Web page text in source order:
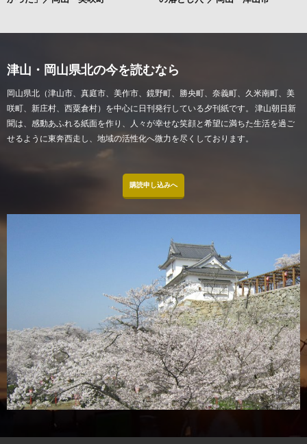
津山・岡山県北の今を読むなら
岡山県北（津山市、真庭市、美作市、鏡野町、勝央町、奈義町、久米南町、美
咲町、新庄村、西粟倉村）を中心に日刊発行している夕刊紙です。 津山朝日新
聞は、感動あふれる紙面を作り、人々が幸せな笑顔と希望に満ちた生活を過ご
せるように東奔西走し、地域の活性化へ微力を尽くしております。
購読申し込みへ